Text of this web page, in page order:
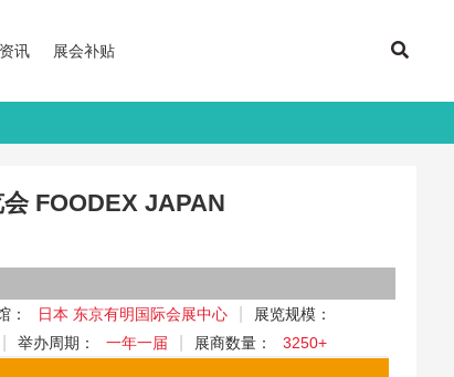
讯 展会补贴
FOODEX JAPAN
： 日本 东京有明国际会展中心
展览规模：
举办周期： 一年一届 展商数量： 3250+